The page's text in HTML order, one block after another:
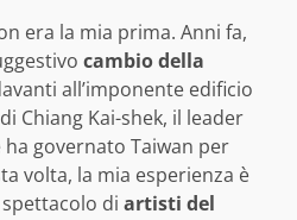
era la mia prima. Anni fa,
cambio della
all’imponente edificio
Chiang Kai-shek, il leader
governato Taiwan per
volta, la mia esperienza è
di artisti del